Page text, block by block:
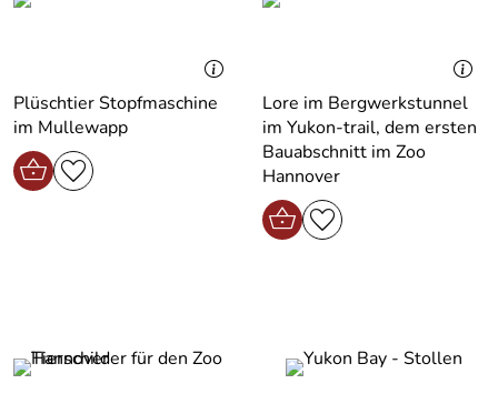
Plüschtier Stopfmaschine
im Mullewapp
Lore im Bergwerkstunnel
im Yukon-trail, dem ersten
Bauabschnitt im Zoo
Hannover